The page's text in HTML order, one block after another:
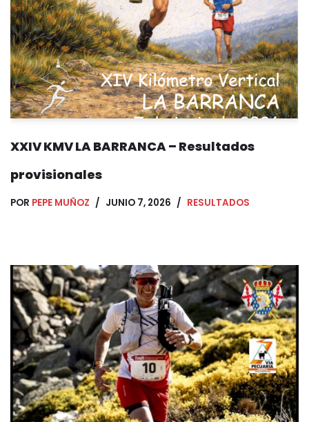
XXIV KMV LA BARRANCA – Resultados
provisionales
POR PEPE MUÑOZ JUNIO 7, 2026 RESULTADOS